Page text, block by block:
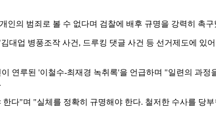
인의 범죄로 볼 수 없다며 검찰에 배후 규명을 강력히 촉구
대업 병풍조작 사건, 드루킹 댓글 사건 등 선거제도에 있
연루된 '이철수-최재경 녹취록'을 언급하며 "일련의 과
다"며 "실체를 정확히 규명해야 한다. 철저한 수사를 당